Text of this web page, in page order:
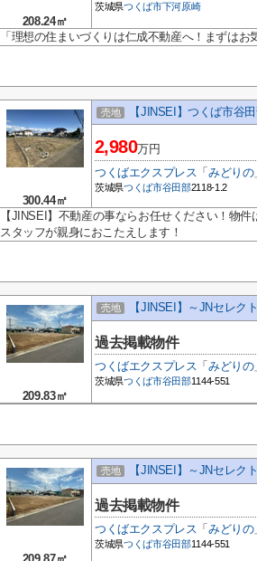
208.24㎡
茨城県つくば市下河原崎
「理想の住まいづくりは仁成不動産へ！まずはお
300.44㎡
売地 【JINSEI】つくば市谷
2,980万円
つくばエクスプレス 「みどりの
茨城県つくば市谷田部2118-1.2
【JINSEI】不動産の事ならお任せください！物
スタッフが親身におこたえします！
209.83㎡
売地 【JINSEI】～JNセレ
過去掲載物件
つくばエクスプレス 「みどりの
茨城県つくば市谷田部1144-551
売地 【JINSEI】～JNセレ
過去掲載物件
つくばエクスプレス 「みどりの
茨城県つくば市谷田部1144-551